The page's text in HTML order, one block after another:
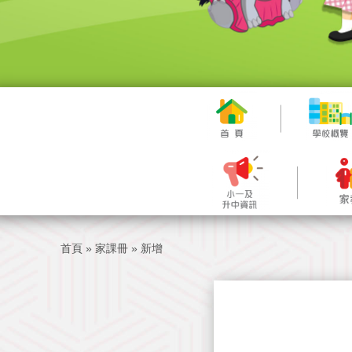
首頁 » 家課冊 » 新增